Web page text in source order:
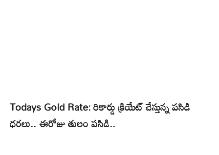
Todays Gold Rate: రికార్డు క్రియేట్ చేస్తున్న పసిడి
ధరలు.. ఈరోజు తులం పసిడి..